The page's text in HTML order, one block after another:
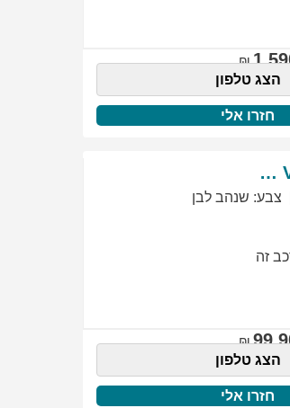
הצג טלפון
חזרו אלי
GIULIETTA
צבע: שנהב לבן
זה
הצג טלפון
חזרו אלי